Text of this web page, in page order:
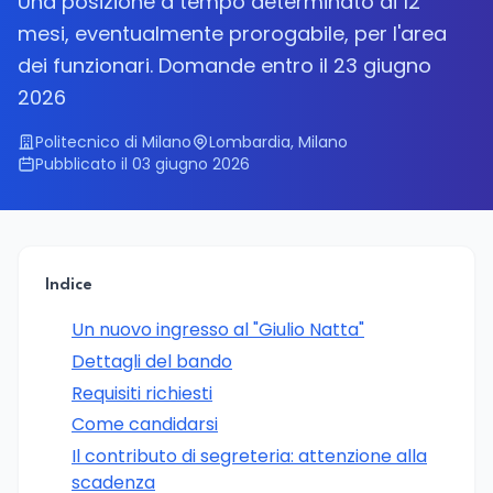
mesi, eventualmente prorogabile, per l'area
dei funzionari. Domande entro il 23 giugno
2026
Politecnico di Milano
Lombardia, Milano
Pubblicato il 03 giugno 2026
Indice
Un nuovo ingresso al "Giulio Natta"
Dettagli del bando
Requisiti richiesti
Come candidarsi
Il contributo di segreteria: attenzione alla
scadenza